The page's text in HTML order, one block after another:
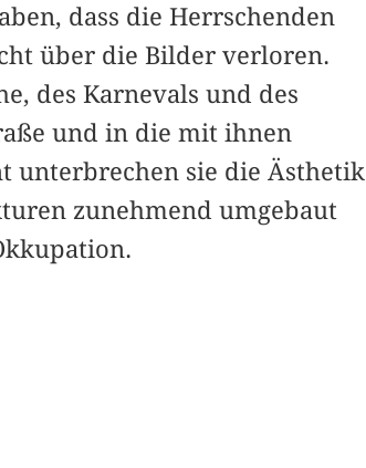
dass die Herrschenden
über die Bilder verloren.
des Karnevals und des
und in die mit ihnen
unterbrechen sie die Ästhetik
zunehmend umgebaut